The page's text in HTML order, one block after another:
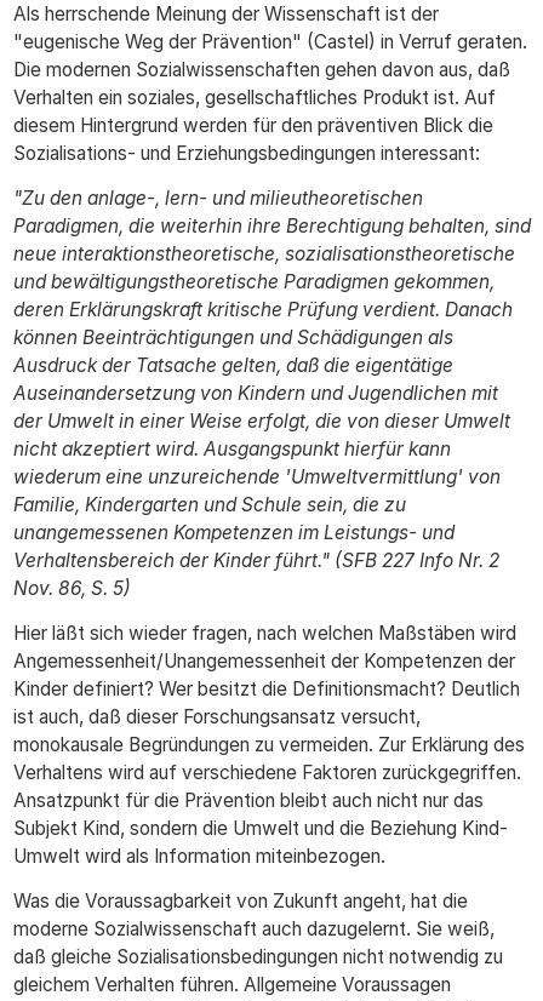
Als herrschende Meinung der Wissenschaft ist der
"eugenische Weg der Prävention" (Castel) in Verruf geraten.
Die modernen Sozialwissenschaften gehen davon aus, daß
Verhalten ein soziales, gesellschaftliches Produkt ist. Auf
diesem Hintergrund werden für den präventiven Blick die
Sozialisations- und Erziehungsbedingungen interessant:
"Zu den anlage-, lern- und milieutheoretischen
Paradigmen, die weiterhin ihre Berechtigung behalten, sind
neue interaktionstheoretische, sozialisationstheoretische
und bewältigungstheoretische Paradigmen gekommen,
deren Erklärungskraft kritische Prüfung verdient. Danach
können Beeinträchtigungen und Schädigungen als
Ausdruck der Tatsache gelten, daß die eigentätige
Auseinandersetzung von Kindern und Jugendlichen mit
der Umwelt in einer Weise erfolgt, die von dieser Umwelt
nicht akzeptiert wird. Ausgangspunkt hierfür kann
wiederum eine unzureichende 'Umweltvermittlung' von
Familie, Kindergarten und Schule sein, die zu
unangemessenen Kompetenzen im Leistungs- und
Verhaltensbereich der Kinder führt." (SFB 227 Info Nr. 2
Nov. 86, S. 5)
Hier läßt sich wieder fragen, nach welchen Maßstäben wird
Angemessenheit/Unangemessenheit der Kompetenzen der
Kinder definiert? Wer besitzt die Definitionsmacht? Deutlich
ist auch, daß dieser Forschungsansatz versucht,
monokausale Begründungen zu vermeiden. Zur Erklärung des
Verhaltens wird auf verschiedene Faktoren zurückgegriffen.
Ansatzpunkt für die Prävention bleibt auch nicht nur das
Subjekt Kind, sondern die Umwelt und die Beziehung Kind-
Umwelt wird als Information miteinbezogen.
Was die Voraussagbarkeit von Zukunft angeht, hat die
moderne Sozialwissenschaft auch dazugelernt. Sie weiß,
daß gleiche Sozialisationsbedingungen nicht notwendig zu
gleichem Verhalten führen. Allgemeine Voraussagen